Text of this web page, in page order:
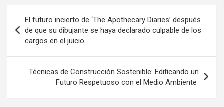
de
entradas
El futuro incierto de ‘The Apothecary Diaries’ después
de que su dibujante se haya declarado culpable de los
cargos en el juicio
Técnicas de Construcción Sostenible: Edificando un
Futuro Respetuoso con el Medio Ambiente